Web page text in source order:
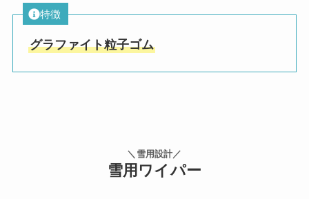
特徴
グラファイト粒子ゴム
＼雪用設計／
雪用ワイパー